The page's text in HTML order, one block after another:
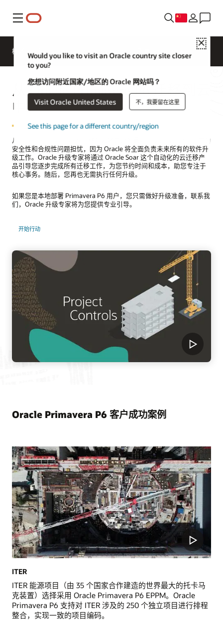
菜单
Close
Would you like to visit an Oracle country site closer
to you?
您想访问附近国家/地区的 Oracle 网站吗？
Visit Oracle United States 不，我要留在这里
See this page for a different country/region
概述 Sectors
从 Oracle Primavera P6 迁移到云
中
从 Oracle Primavera P6 迁移到云将是您的最后一次升级。您不必再为
安全性和合规性问题担忧，因为 Oracle 将全面负责未来所有的软件升
级工作。Oracle 升级专家将通过 Oracle Soar 这个自动化的云迁移产
品引导您逐步完成所有迁移工作，为您节约时间和成本，助您专注于
核心事务。随后，您再也无需执行任何升级。
如果您是本地部署 Primavera P6 用户，您只需做好升级准备，联系我
们，Oracle 升级专家将为您提供专业引导。
开始行动
Oracle Primavera P6 客户成功案例
ITER
ITER 能源项目（由 35 个国家合作建造的世界最大的托卡马
克装置）选择采用 Oracle Primavera P6 EPPM。Oracle
Primavera P6 支持对 ITER 涉及的 250 个独立项目进行排程
整合，实现一致的项目编码。